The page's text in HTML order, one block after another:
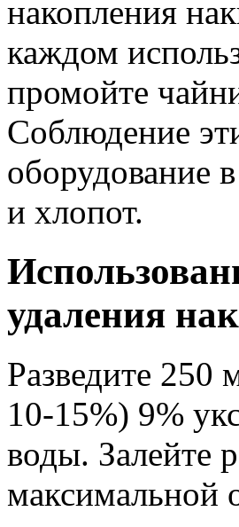
накопления
каждом
промойте
Соблюдение
оборудование
и хлопот.
удаления
Разведите 250
10-15%) 9%
воды. Залейте
максимальной